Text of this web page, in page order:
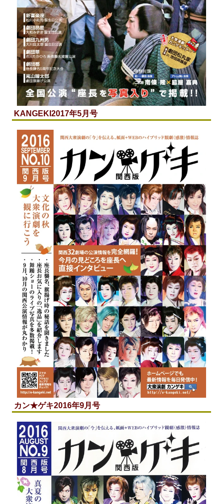
KANGEKI2017年5月号
カン★ゲキ2016年9月号